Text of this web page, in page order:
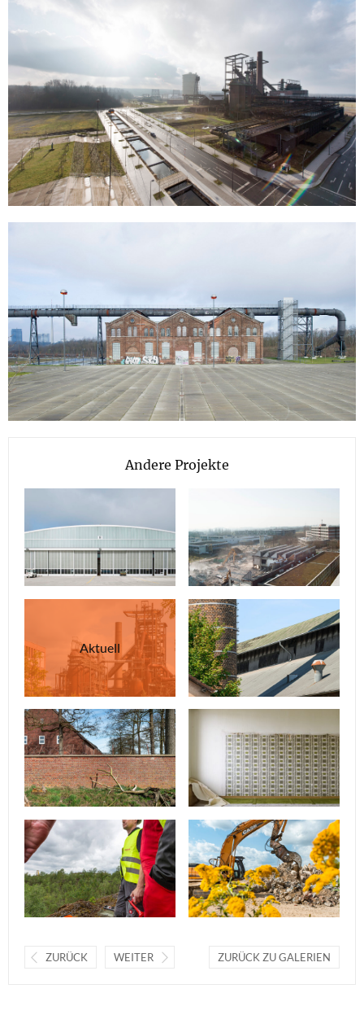
Andere Projekte
Aktuell
ZURÜCK WEITER ZURÜCK ZU GALERIEN